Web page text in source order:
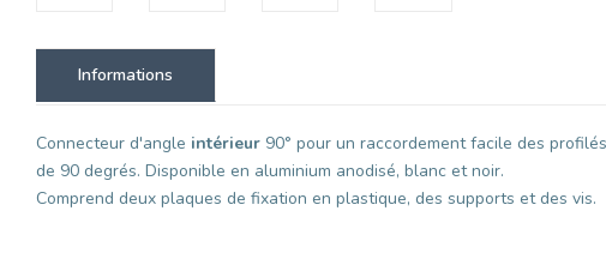
Informations
Connecteur d'angle intérieur 90° pour un raccordement facile des
de 90 degrés. Disponible en aluminium anodisé, blanc et noir.
Comprend deux plaques de fixation en plastique, des supports et des vis.